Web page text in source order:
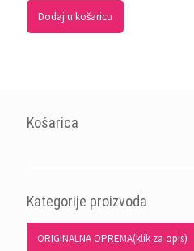
Dodaj u košaricu
Košarica
Kategorije proizvoda
ORIGINALNA OPREMA(klik za opis)